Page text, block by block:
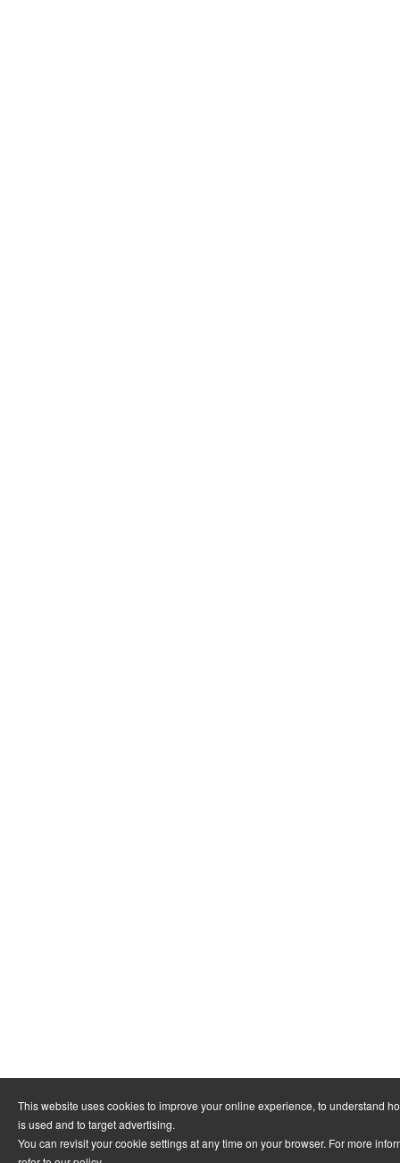
This website uses cookies to improve your online experience, to understand
is used and to target advertising.
You can revisit your cookie settings at any time on your browser. For more